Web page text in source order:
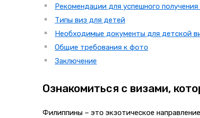
Рекомендации для успешного
Типы виз для детей
Необходимые документы для детской
Общие требования к фото
Заключение
Ознакомиться с визами,
Филиппины – это экзотическое